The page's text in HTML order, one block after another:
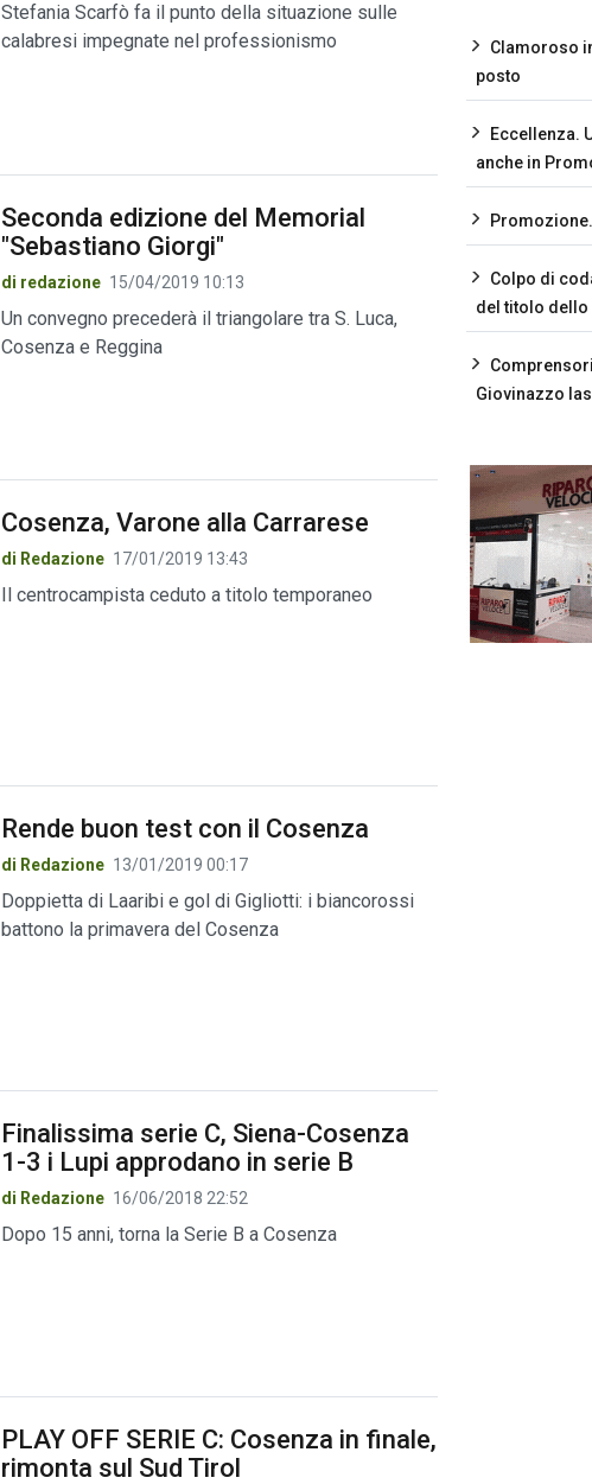
Stefania Scarfò fa il punto della situazione sulle
calabresi impegnate nel professionismo
Seconda edizione del Memorial
"Sebastiano Giorgi"
di redazione 15/04/2019 10:13
Un convegno precederà il triangolare tra S. Luca,
Cosenza e Reggina
Cosenza, Varone alla Carrarese
di Redazione 17/01/2019 13:43
Il centrocampista ceduto a titolo temporaneo
Rende buon test con il Cosenza
di Redazione 13/01/2019 00:17
Doppietta di Laaribi e gol di Gigliotti: i biancorossi
battono la primavera del Cosenza
Finalissima serie C, Siena-Cosenza
1-3 i Lupi approdano in serie B
di Redazione 16/06/2018 22:52
Dopo 15 anni, torna la Serie B a Cosenza
PLAY OFF SERIE C: Cosenza in finale,
rimonta sul Sud Tirol
Clamoroso
posto
Eccellenza.
anche in
Colpo di
del titolo
Giovinazzo